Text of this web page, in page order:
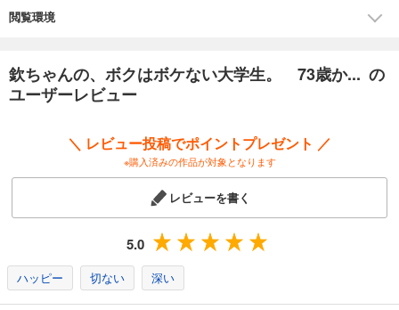
閲覧環境
欽ちゃんの、ボクはボケない大学生。 73歳か... の
ユーザーレビュー
＼ レビュー投稿でポイントプレゼント ／
※購入済みの作品が対象となります
レビューを書く
5.0
ハッピー 切ない 深い